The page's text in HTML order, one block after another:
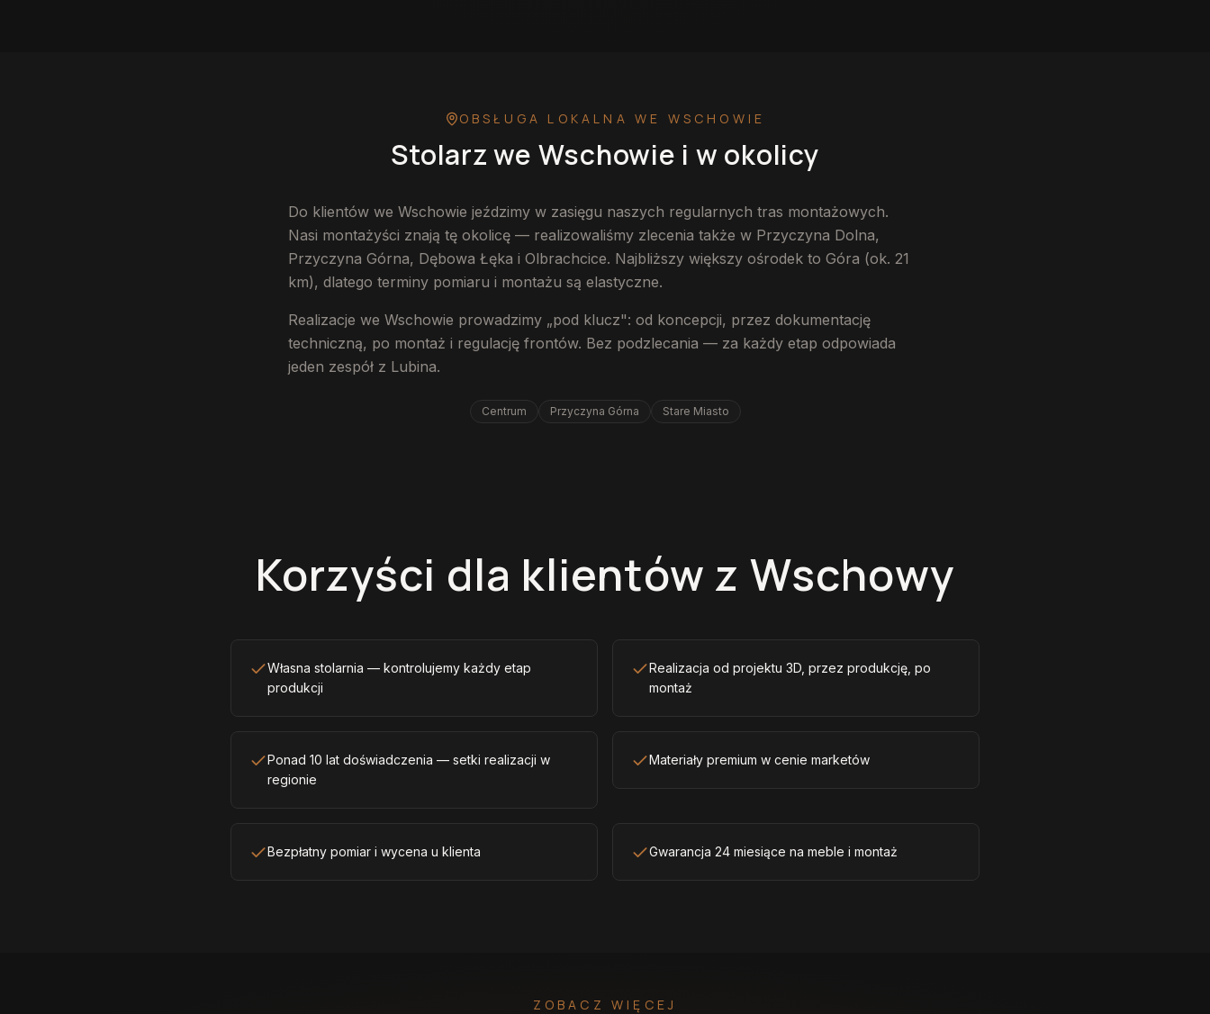
OBSŁUGA LOKALNA WE WSCHOWIE
Stolarz we Wschowie i w okolicy
Do klientów we Wschowie jeździmy w zasięgu naszych regularnych tras montażowych.
Nasi montażyści znają tę okolicę — realizowaliśmy zlecenia także w Przyczyna Dolna,
Przyczyna Górna, Dębowa Łęka i Olbrachcice. Najbliższy większy ośrodek to Góra (ok. 21
km), dlatego terminy pomiaru i montażu są elastyczne.
Realizacje we Wschowie prowadzimy „pod klucz": od koncepcji, przez dokumentację
techniczną, po montaż i regulację frontów. Bez podzlecania — za każdy etap odpowiada
jeden zespół z Lubina.
Centrum Przyczyna Górna Stare Miasto
Korzyści dla klientów z Wschowy
Własna stolarnia — kontrolujemy każdy etap
produkcji
Realizacja od projektu 3D, przez produkcję, po
montaż
Ponad 10 lat doświadczenia — setki realizacji w
regionie
Materiały premium w cenie marketów
Bezpłatny pomiar i wycena u klienta Gwarancja 24 miesiące na meble i montaż
ZOBACZ WIĘCEJ